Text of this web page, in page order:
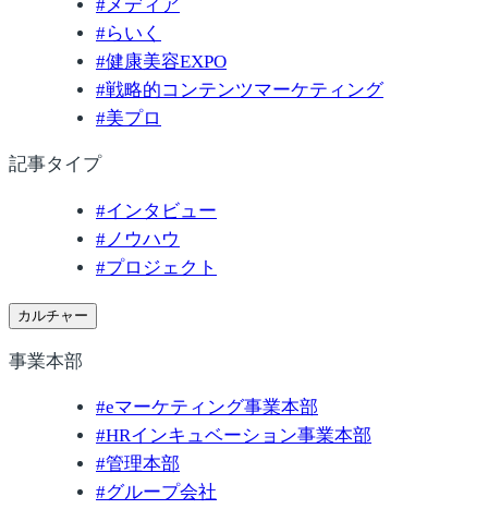
# メディア
#らいく
#健康美容EXPO
#戦略的コンテンツマーケティング
#美プロ
記事タイプ
#インタビュー
#ノウハウ
#プロジェクト
カルチャー
事業本部
#eマーケティング事業本部
#HRインキュベーション事業本部
#管理本部
#グループ会社